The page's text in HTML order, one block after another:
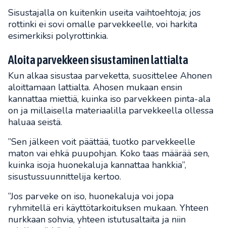
Sisustajalla on kuitenkin useita vaihtoehtoja; jos
rottinki ei sovi omalle parvekkeelle, voi harkita
esimerkiksi polyrottinkia.
Aloita parvekkeen sisustaminen lattialta
Kun alkaa sisustaa parveketta, suosittelee Ahonen
aloittamaan lattialta. Ahosen mukaan ensin
kannattaa miettiä, kuinka iso parvekkeen pinta-ala
on ja millaisella materiaalilla parvekkeella ollessa
haluaa seistä.
”Sen jälkeen voit päättää, tuotko parvekkeelle
maton vai ehkä puupohjan. Koko taas määrää sen,
kuinka isoja huonekaluja kannattaa hankkia”,
sisustussuunnittelija kertoo.
”Jos parveke on iso, huonekaluja voi jopa
ryhmitellä eri käyttötarkoituksen mukaan. Yhteen
nurkkaan sohvia, yhteen istutusaltaita ja niin